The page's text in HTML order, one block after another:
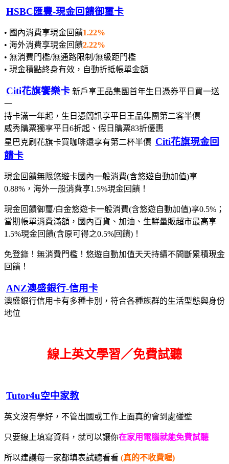
HSBC匯豐-現金回饋御璽卡
• 國內消費享現金回饋1.22%
• 海外消費享現金回饋2.22%
• 無消費門檻/無通路限制/無級距門檻
• 現金積點終身有效，自動折抵帳單金額
Citi花旗饗樂卡 新戶享王品集團首年生日憑券平日買一送
一
持卡滿一年起，生日憑簡訊享平日王品集團第二客半價
威秀購票獨享平日6折起、假日購票83折優惠
星巴克刷花旗卡買咖啡還享有第二杯半價 Citi花旗現金回
饋卡
現金回饋無限悠遊卡國內一般消費(含悠遊自動加值)享
0.88%，海外一般消費享1.5%現金回饋！
現金回饋御璽/白金悠遊卡一般消費(含悠遊自動加值)享0.5%；
當期帳單消費滿額，國內百貨、加油、生鮮量販超市最高享
1.5%現金回饋(含原可得之0.5%回饋)！
免登錄！無消費門檻！悠遊自動加值天天持續不間斷累積現金
回饋！
ANZ澳盛銀行-信用卡
澳盛銀行信用卡有多種卡別，符合各種族群的生活型態與身份
地位
線上英文學習／免費試聽
Tutor4u空中家教
英文沒有學好，不管出國或工作上面真的會到處碰壁
只要線上填寫資料，就可以讓你在家用電腦就能免費試聽
所以建議每一家都填表試聽看看 (真的不收費喔)